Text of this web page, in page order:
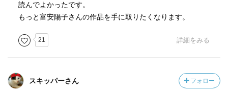
読んでよかったです。
もっと富安陽子さんの作品を手に取りたくなります。
21 詳細をみる
スキッパーさん フォロー